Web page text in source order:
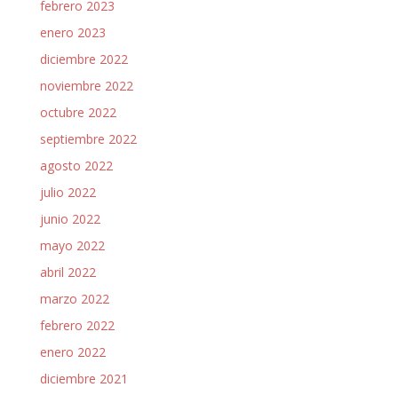
febrero 2023
enero 2023
diciembre 2022
noviembre 2022
octubre 2022
septiembre 2022
agosto 2022
julio 2022
junio 2022
mayo 2022
abril 2022
marzo 2022
febrero 2022
enero 2022
diciembre 2021